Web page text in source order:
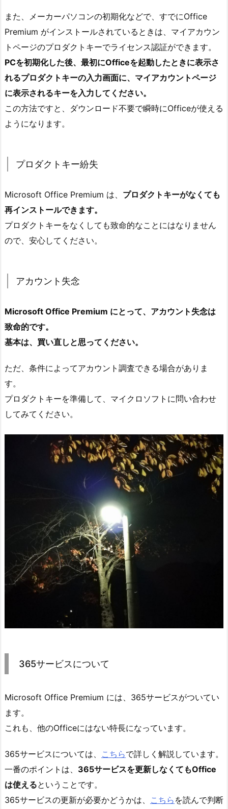
また、メーカーパソコンの初期化などで、すでにOffice
Premium がインストールされているときは、マイアカウン
トページのプロダクトキーでライセンス認証ができます。
PCを初期化した後、最初にOfficeを起動したときに表示さ
れるプロダクトキーの入力画面に、マイアカウントページ
に表示されるキーを入力してください。
この方法ですと、ダウンロード不要で瞬時にOfficeが使える
ようになります。
プロダクトキー紛失
Microsoft Office Premium は、 プロダクトキーがなくても
再インストールできます。
プロダクトキーをなくしても致命的なことにはなりません
ので、安心してください。
アカウント失念
Microsoft Office Premium にとって、 アカウント失念は
致命的です。
基本は、買い直しと思ってください。
ただ、条件によってアカウント調査できる場合がありま
す。
プロダクトキーを準備して、マイクロソフトに問い合わせ
してみてください。
365サービスについて
Microsoft Office Premium には、365サービスがついてい
ます。
これも、他のOfficeにはない特長になっています。
365サービスについては、 こちらで詳しく解説しています。
一番のポイントは、 365サービスを更新しなくてもOffice
は使えるということです。
365サービスの更新が必要かどうかは、 こちら を読んで判断